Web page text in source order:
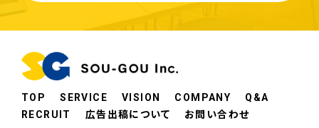
TOP SERVICE VISION COMPANY
Q&A
RECRUIT
広告出稿について お問い合わせ